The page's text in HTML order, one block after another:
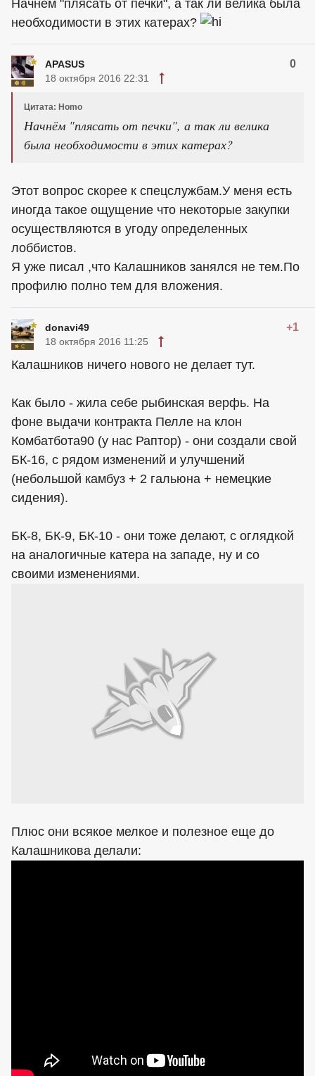
Начнём "плясать от печки", а так ли велика была
необходимости в этих катерах?
APASUS 0
18 октября 2016 22:31
Цитата: Homo
Начнём "плясать от печки", а так ли велика
была необходимости в этих катерах?
Этот вопрос скорее к спецслужбам.У меня есть
иногда такое ощущение что некоторые закупки
осуществляются в угоду определенных
лоббистов.
Я уже писал ,что Калашников занялся не тем.По
профилю полно тем для вложения.
donavi49 +1
18 октября 2016 11:25
Калашников ничего нового не делает тут.
Как было - жила себе рыбинская верфь. На
фоне выдачи контракта Пелле на клон
Комбатбота90 (у нас Раптор) - они создали свой
БК-16, с рядом изменений и улучшений
(небольшой камбуз + 2 гальюна + немецкие
сидения).
БК-8, БК-9, БК-10 - они тоже делают, с оглядкой
на аналогичные катера на западе, ну и со
своими изменениями.
Плюс они всякое мелкое и полезное еще до
Калашникова делали: